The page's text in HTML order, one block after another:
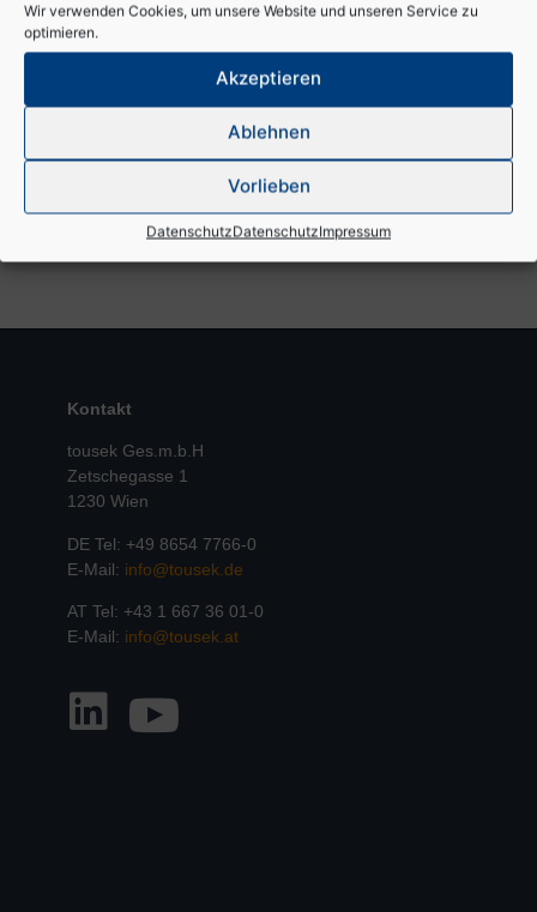
Wir verwenden Cookies, um unsere Website und unseren Service zu
optimieren.
Akzeptieren
Ablehnen
Vorlieben
DatenschutzDatenschutzImpressum
Kontakt
tousek Ges.m.b.H
Zetschegasse 1
1230 Wien
DE Tel: +49 8654 7766-0
E-Mail: info@tousek.de
AT Tel: +43 1 667 36 01-0
E-Mail: info@tousek.at